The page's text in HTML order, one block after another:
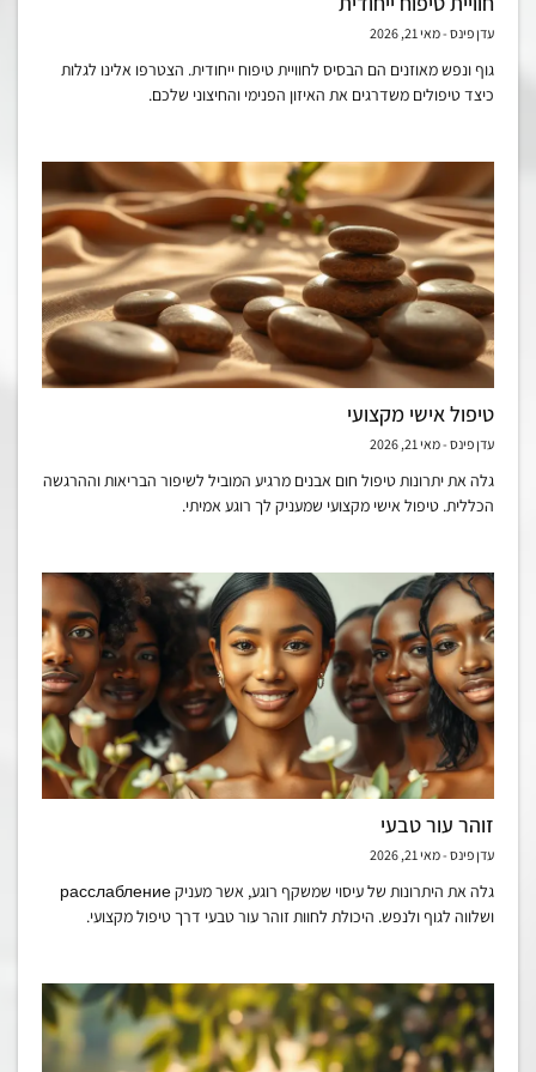
עדן פינס מאי 21, 2026
גוף ונפש מאוזנים הם הבסיס לחוויית טיפוח ייחודית. הצטרפו אלינו לגלות
כיצד טיפולים משדרגים את האיזון הפנימי והחיצוני שלכם.
טיפול אישי מקצועי
עדן פינס מאי 21, 2026
גלה את יתרונות טיפול חום אבנים מרגיע המוביל לשיפור הבריאות וההרגשה
הכללית. טיפול אישי מקצועי שמעניק לך רוגע אמיתי.
זוהר עור טבעי
עדן פינס מאי 21, 2026
גלה את היתרונות של עיסוי שמשקף רוגע, אשר מעניק расслабление
ושלווה לגוף ולנפש. היכולת לחוות זוהר עור טבעי דרך טיפול מקצועי.